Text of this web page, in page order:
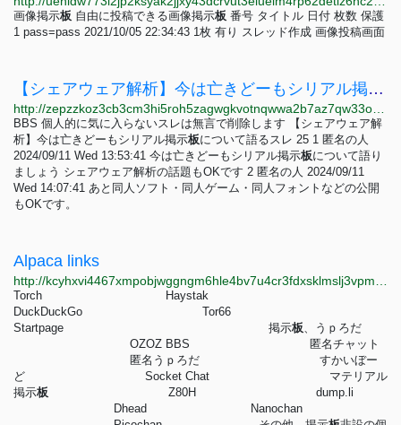
画像掲示板 自由に投稿できる画像掲示板 番号 タイトル 日付 枚数 保護
1 pass=pass 2021/10/05 22:34:43 1枚 有り スレッド作成 画像投稿画面
【シェアウェア解析】今は亡きどーもシリアル掲示板について語るスレ | BBS - Z80H
BBS 個人的に気に入らないスレは無言で削除します 【シェアウェア解
析】今は亡きどーもシリアル掲示板について語るスレ 25 1 匿名の人
2024/09/11 Wed 13:53:41 今は亡きどーもシリアル掲示板について語り
ましょう シェアウェア解析の話題もOKです 2 匿名の人 2024/09/11
Wed 14:07:41 あと同人ソフト・同人ゲーム・同人フォントなどの公開
もOKです。
Alpaca links
Torch Haystak
DuckDuckGo Tor66
Startpage 掲示板、うｐろだ
OZOZ BBS 匿名チャット
匿名うｐろだ すかいぼー
ど Socket Chat マテリアル
掲示板 Z80H dump.li
Dhead Nanochan